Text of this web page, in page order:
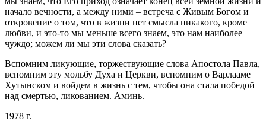
начало вечности, а между ними – встреча с Живым Богом и
откровение о том, что в жизни нет смысла никакого, кроме
любви, и это-то мы меньше всего знаем, это нам наиболее
чуждо; можем ли мы эти слова сказать?
Вспомним ликующие, торжествующие слова Апостола Павла,
вспомним эту мольбу Духа и Церкви, вспомним о Варлааме
Хутынском и войдем в жизнь с тем, чтобы она стала победой
над смертью, ликованием. Аминь.
1978 г.